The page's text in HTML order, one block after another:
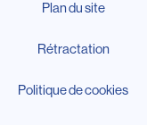
Plan du site
Rétractation
Politique de cookies